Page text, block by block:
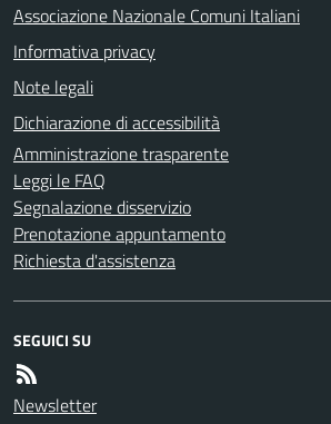
Associazione Nazionale Comuni Italiani
Informativa privacy
Note legali
Dichiarazione di accessibilità
Amministrazione trasparente
Leggi le FAQ
Segnalazione disservizio
Prenotazione appuntamento
Richiesta d'assistenza
SEGUICI SU
Newsletter